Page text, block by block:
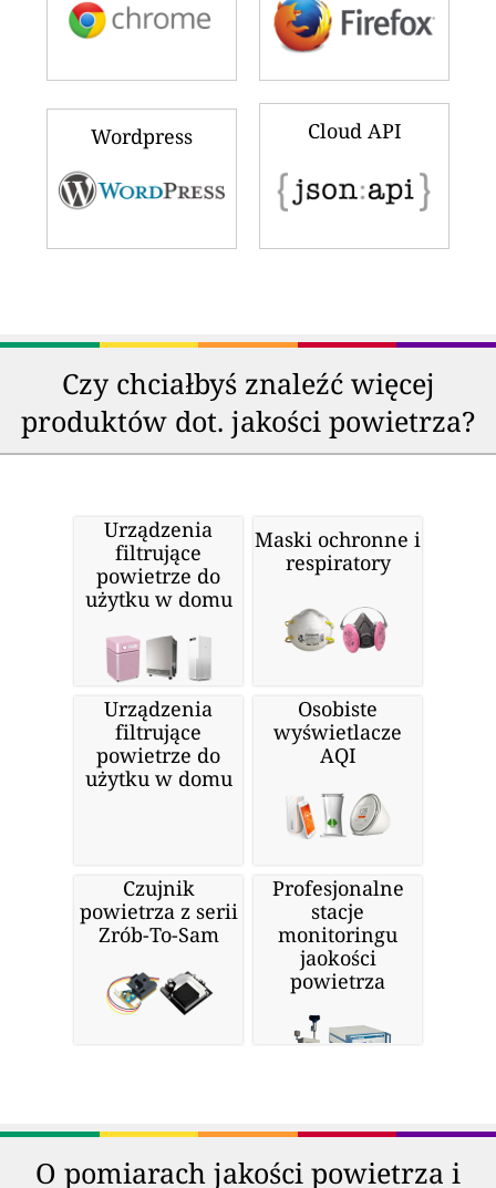
Wordpress Cloud API
Czy chciałbyś znaleźć więcej
produktów dot. jakości powietrza?
Urządzenia
filtrujące
powietrze do
użytku w domu
Maski ochronne i
respiratory
Urządzenia
filtrujące
powietrze do
użytku w domu
Osobiste
wyświetlacze
AQI
Czujnik
powietrza z serii
Zrób-To-Sam
Profesjonalne
stacje
monitoringu
jaokości
powietrza
O pomiarach jakości powietrza i